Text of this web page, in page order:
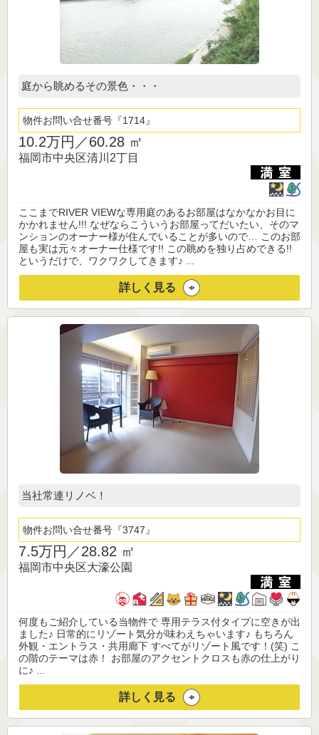
庭から眺めるその景色・・・
物件お問い合せ番号 1714
10.2万円／60.28 ㎡
福岡市中央区清川2丁目
ここまでRIVER VIEWな専用庭のあるお部屋はなかなかお目に
かかれません!!! なぜならこういうお部屋ってだいたい、そのマ
ンションのオーナー様が住んでいることが多いので… このお部
屋も実は元々オーナー仕様です!! この眺めを独り占めできる!!
というだけで、ワクワクしてきます♪ ...
詳しく見る
当社常連リノベ！
物件お問い合せ番号 3747
7.5万円／28.82 ㎡
福岡市中央区大濠公園
何度もご紹介している当物件で 専用テラス付タイプに空きが出
ました♪ 日常的にリゾート気分が味わえちゃいます♪ もちろん
外観・エントラス・共用廊下 すべてがリゾート風です！(笑) こ
の階のテーマは赤！ お部屋のアクセントクロスも赤の仕上がり
に♪ ...
詳しく見る